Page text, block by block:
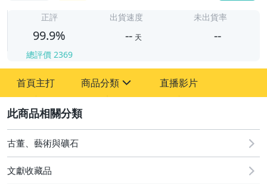
正評
99.9%
總評價 2369
出貨速度
-- 天
未出貨率
--
首頁主打 商品分類
其它
直播影片
古董、藝術與礦石
文獻收藏品